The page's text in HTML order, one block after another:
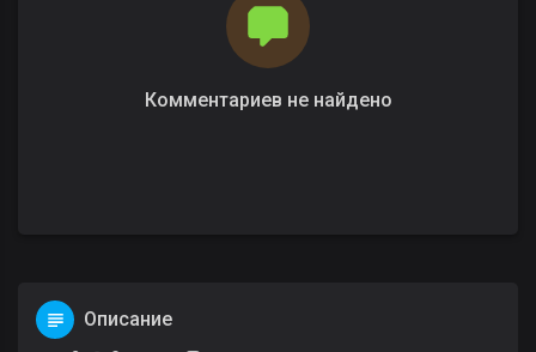
Комментариев не найдено
Описание